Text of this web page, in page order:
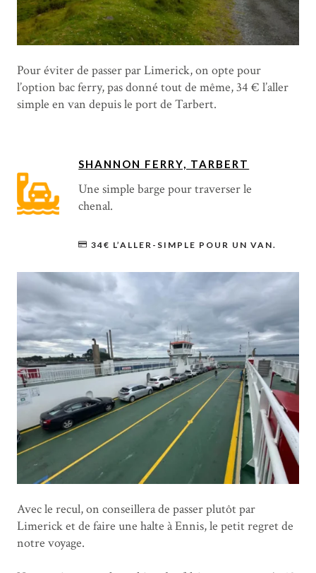
Pour éviter de passer par Limerick, on opte pour
l’option bac ferry, pas donné tout de même, 34 € l’aller
simple en van depuis le port de Tarbert.
SHANNON FERRY, TARBERT
Une simple barge pour traverser le
chenal.
34€ L’ALLER-SIMPLE POUR UN VAN.
Avec le recul, on conseillera de passer plutôt par
Limerick et de faire une halte à Ennis, le petit regret de
notre voyage.